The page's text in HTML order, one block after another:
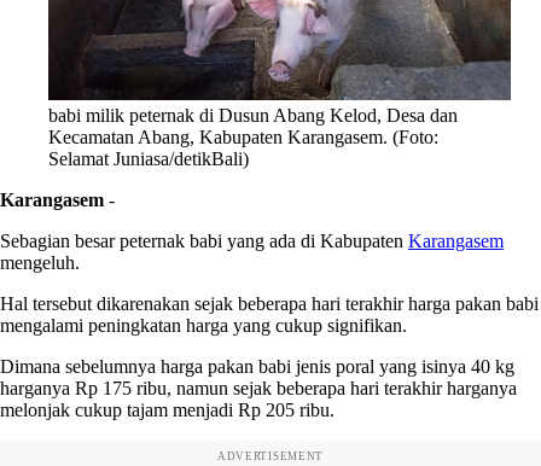
babi milik peternak di Dusun Abang Kelod, Desa dan
Kecamatan Abang, Kabupaten Karangasem. (Foto:
Selamat Juniasa/detikBali)
Karangasem -
Sebagian besar peternak babi yang ada di Kabupaten Karangasem
mengeluh.
Hal tersebut dikarenakan sejak beberapa hari terakhir harga pakan babi
mengalami peningkatan harga yang cukup signifikan.
Dimana sebelumnya harga pakan babi jenis poral yang isinya 40 kg
harganya Rp 175 ribu, namun sejak beberapa hari terakhir harganya
melonjak cukup tajam menjadi Rp 205 ribu.
ADVERTISEMENT